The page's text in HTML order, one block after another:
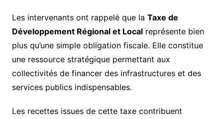
Les intervenants ont rappelé que la Taxe de
Développement Régional et Localreprésente bien
plus qu’une simple obligation fiscale. Elle constitue
une ressource stratégique permettant aux
collectivités de financer des infrastructures et des
services publics indispensables.
Les recettes issues de cette taxe contribuent